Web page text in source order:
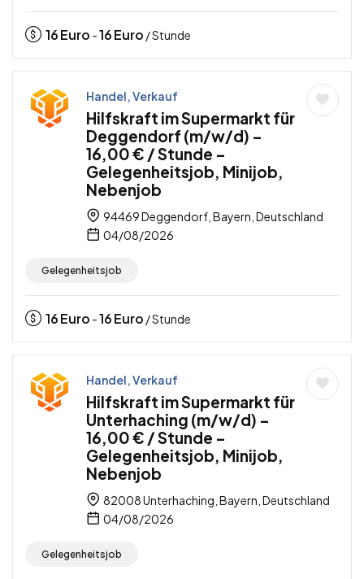
16Euro -16Euro / Stunde
Handel, Verkauf
Hilfskraft im Supermarkt für
Deggendorf (m/w/d) –
16,00 € / Stunde –
Gelegenheitsjob, Minijob,
Nebenjob
94469 Deggendorf, Bayern, Deutschland
04/08/2026
Gelegenheitsjob
16Euro -16Euro / Stunde
Handel, Verkauf
Hilfskraft im Supermarkt für
Unterhaching (m/w/d) –
16,00 € / Stunde –
Gelegenheitsjob, Minijob,
Nebenjob
82008 Unterhaching, Bayern, Deutschland
04/08/2026
Gelegenheitsjob